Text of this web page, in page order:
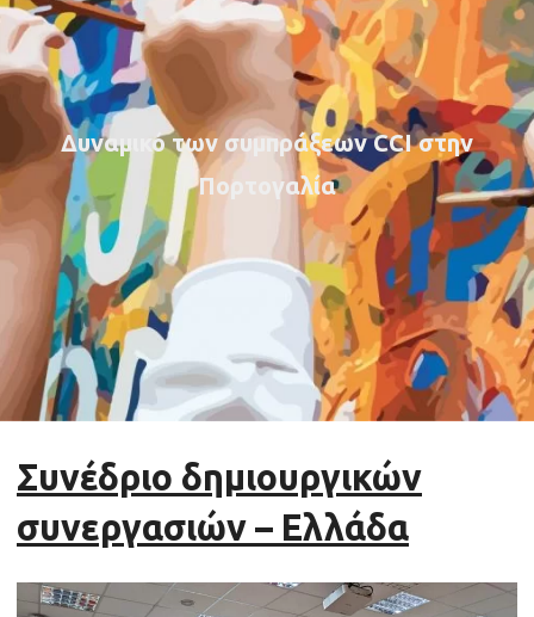
Δυναμικό των συμπράξεων CCI στην
Πορτογαλία
Συνέδριο δημιουργικών
συνεργασιών – Ελλάδα